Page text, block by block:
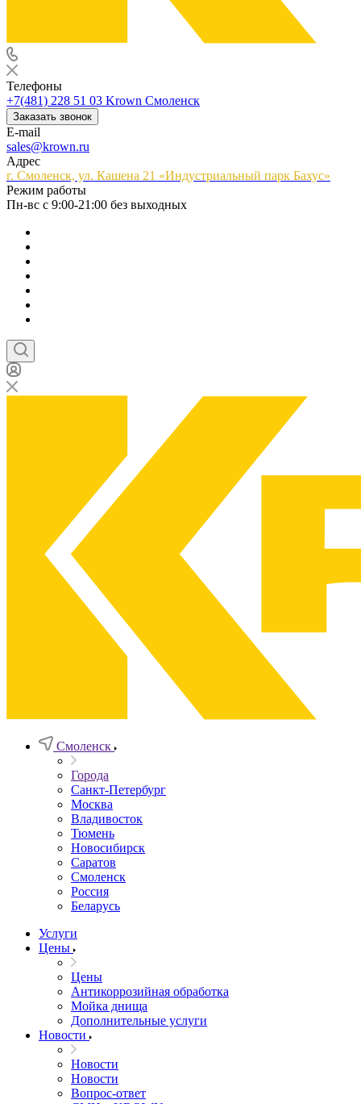
Телефоны
+7(481) 228 51 03 Krown Смоленск
Заказать звонок
E-mail
sales@krown.ru
Адрес
г. Смоленск, ул. Кашена 21 «Индустриальный парк Бахус»
Режим работы
Пн-вс с 9:00-21:00 без выходных
Смоленск
Города
Санкт-Петербург
Москва
Владивосток
Тюмень
Новосибирск
Саратов
Смоленск
Россия
Беларусь
Услуги
Цены
Цены
Антикоррозийная обработка
Мойка днища
Дополнительные услуги
Новости
Новости
Новости
Вопрос-ответ